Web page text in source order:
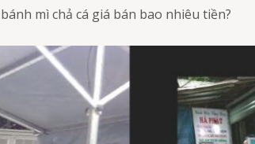
mì chả cá giá bán bao nhiêu tiền?